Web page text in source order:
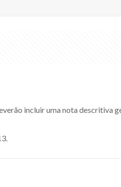
incluir uma nota descritiva